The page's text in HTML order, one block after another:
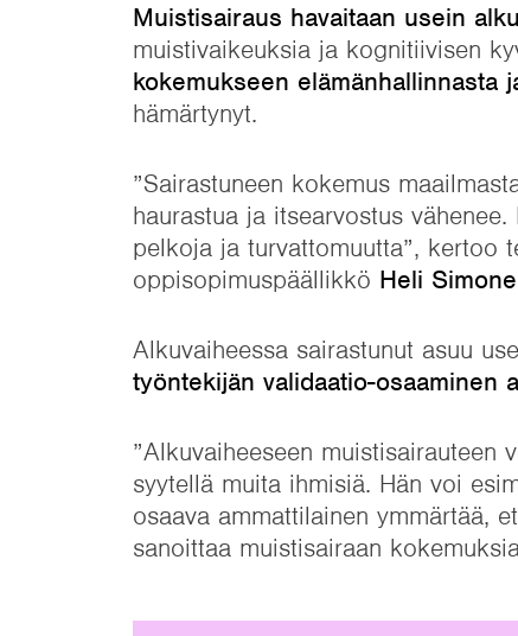
Muistisairaus havaitaan usein
muistivaikeuksia ja kognitiivisen
kokemukseen elämänhallinnasta
hämärtynyt.
”Sairastuneen kokemus
haurastua ja itsearvostus
pelkoja ja turvattomuutta”, kertoo
oppisopimuspäällikkö Heli
Alkuvaiheessa sairastunut asuu
työntekijän validaatio-osaaminen
”Alkuvaiheeseen
syytellä muita ihmisiä. Hän voi
osaava ammattilainen ymmärtää,
sanoittaa muistisairaan